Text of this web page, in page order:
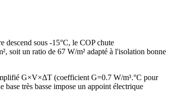
descend sous -15°C, le COP chute
soit un ratio de 67 W/m² adapté à l'isolation bonne
G×V×ΔT (coefficient G=0.7 W/m³.°C pour
très basse impose un appoint électrique